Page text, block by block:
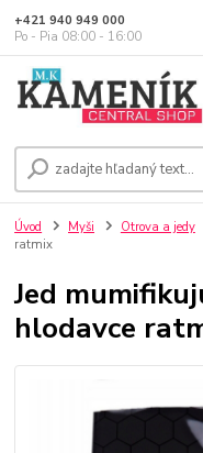
+421 940 949 000
Po - Pia 08:00 - 16:00
Úvod Myši Otrova a jedy
ratmix
Jed
hlodavce